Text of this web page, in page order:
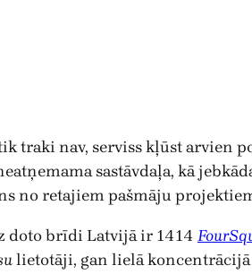
traki nav, serviss kļūst arvien
sastāvdaļa, kā
no retajiem pašmāju
doto brīdi Latvijā ir 1414
lietotāji, gan lielā